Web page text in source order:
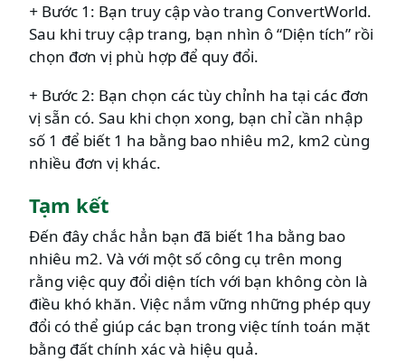
+ Bước 1: Bạn truy cập vào trang ConvertWorld.
Sau khi truy cập trang, bạn nhìn ô “Diện tích” rồi
chọn đơn vị phù hợp để quy đổi.
+ Bước 2: Bạn chọn các tùy chỉnh ha tại các đơn
vị sẵn có. Sau khi chọn xong, bạn chỉ cần nhập
số 1 để biết 1 ha bằng bao nhiêu m2, km2 cùng
nhiều đơn vị khác.
Tạm kết
Đến đây chắc hẳn bạn đã biết 1ha bằng bao
nhiêu m2. Và với một số công cụ trên mong
rằng việc quy đổi diện tích với bạn không còn là
điều khó khăn. Việc nắm vững những phép quy
đổi có thể giúp các bạn trong việc tính toán mặt
bằng đất chính xác và hiệu quả.